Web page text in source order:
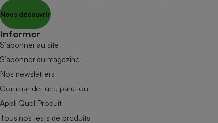
Nous découvrir
Informer
S’abonner au site
S’abonner au magazine
Nos newsletters
Commander une parution
Appli Quel Produit
Tous nos tests de produits